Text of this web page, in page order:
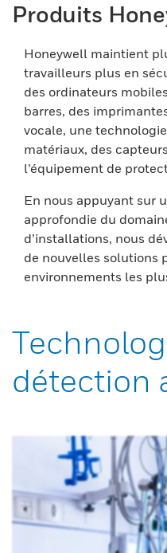
Produits
Honeywell maintient
travailleurs plus en
des ordinateurs
barres, des
vocale, une
matériaux, des
l’équipement de
En nous appuyant sur
approfondie du
d’installations, nous
de nouvelles solutions
environnements les
détection